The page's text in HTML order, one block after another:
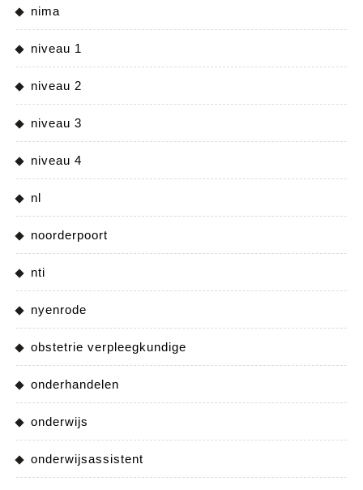
nima
niveau 1
niveau 2
niveau 3
niveau 4
nl
noorderpoort
nti
nyenrode
obstetrie verpleegkundige
onderhandelen
onderwijs
onderwijsassistent